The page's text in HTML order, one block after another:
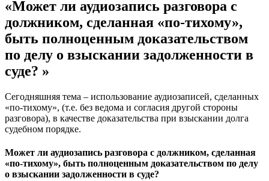
«Может ли аудиозапись разговора с
должником, сделанная «по-тихому»,
быть полноценным доказательством
по делу о взыскании задолженности в
суде? »
Сегодняшняя тема – использование аудиозаписей, сделанных
«по-тихому», (т.е. без ведома и согласия другой стороны
разговора), в качестве доказательства при взыскании долга
судебном порядке.
Может ли аудиозапись разговора с должником, сделанная
«по-тихому», быть полноценным доказательством по делу
о взыскании задолженности в суде?